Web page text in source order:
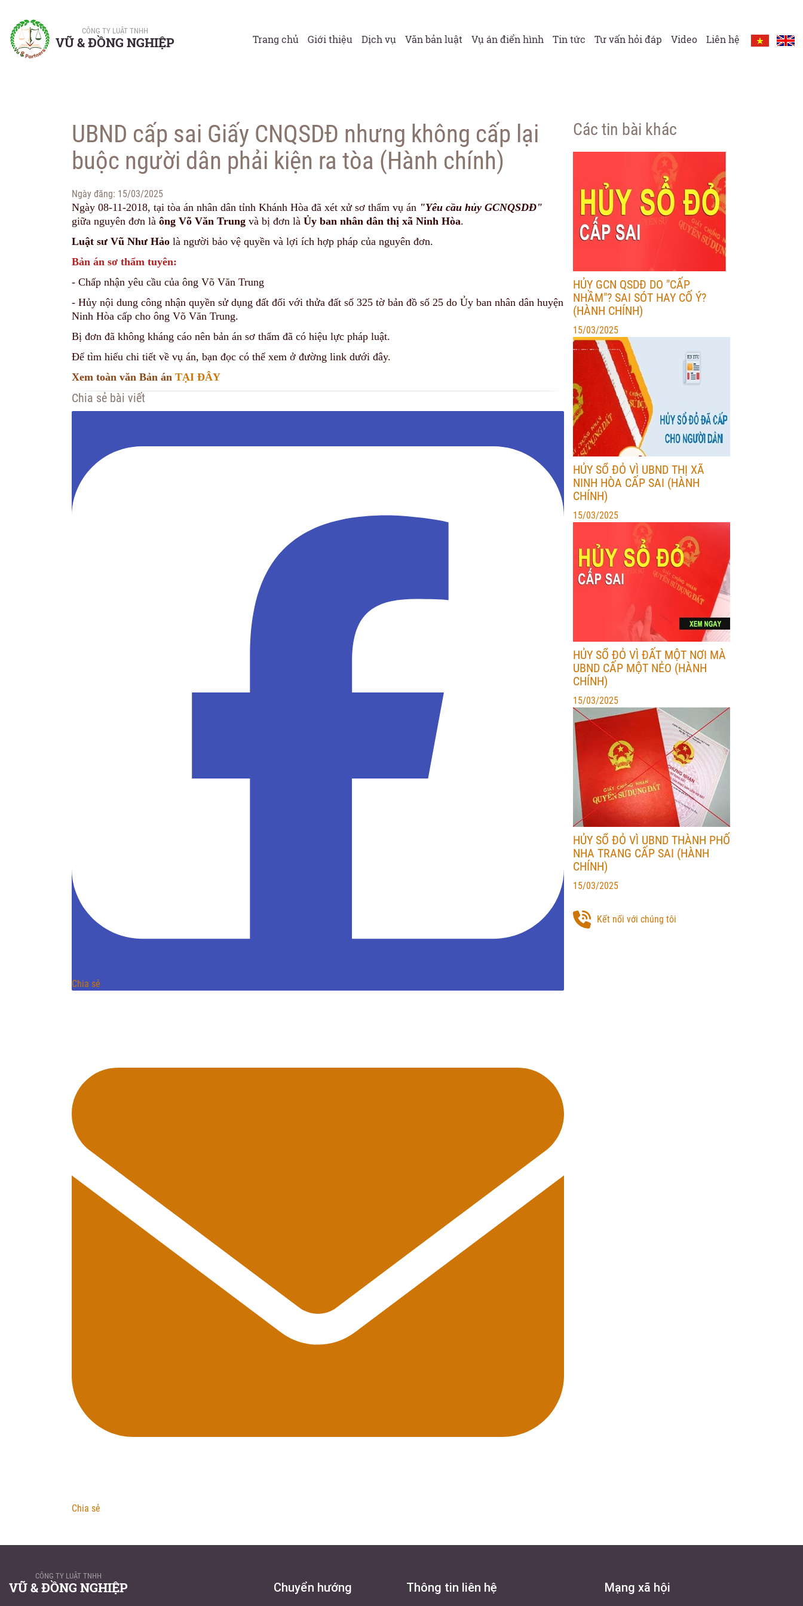
CÔNG TY LUẬT TNHH
VŨ & ĐỒNG NGHIỆP Trang chủ Giới thiệu Dịch vụ Văn bản luật Vụ án điển hình Tin tức Tư vấn hỏi đáp Video Liên hệ
UBND cấp sai Giấy CNQSDĐ nhưng không cấp lại
buộc người dân phải kiện ra tòa (Hành chính)
Ngày đăng: 15/03/2025
Ngày 08-11-2018, tại tòa án nhân dân tỉnh Khánh Hòa đã xét xử sơ thẩm vụ án "Yêu cầu hủy GCNQSDĐ"
giữa nguyên đơn là ông Võ Văn Trung và bị đơn là Ủy ban nhân dân thị xã Ninh Hòa.
Luật sư Vũ Như Hảo là người bảo vệ quyền và lợi ích hợp pháp của nguyên đơn.
Bản án sơ thẩm tuyên:
- Chấp nhận yêu cầu của ông Võ Văn Trung
- Hủy nội dung công nhận quyền sử dụng đất đối với thửa đất số 325 tờ bản đồ số 25 do Ủy ban nhân dân huyện
Ninh Hòa cấp cho ông Võ Văn Trung.
Bị đơn đã không kháng cáo nên bản án sơ thẩm đã có hiệu lực pháp luật.
Để tìm hiểu chi tiết về vụ án, bạn đọc có thể xem ở đường link dưới đây.
Xem toàn văn Bản án TẠI ĐÂY
Chia sẻ bài viết
Chia sẻ
Chia sẻ
Các tin bài khác
HỦY GCN QSDĐ DO "CẤP
NHẦM"? SAI SÓT HAY CỐ Ý?
(HÀNH CHÍNH)
15/03/2025
HỦY SỔ ĐỎ VÌ UBND THỊ XÃ
NINH HÒA CẤP SAI (HÀNH
CHÍNH)
15/03/2025
HỦY SỔ ĐỎ VÌ ĐẤT MỘT NƠI MÀ
UBND CẤP MỘT NẺO (HÀNH
CHÍNH)
15/03/2025
HỦY SỔ ĐỎ VÌ UBND THÀNH PHỐ
NHA TRANG CẤP SAI (HÀNH
CHÍNH)
15/03/2025
Kết nối với chúng tôi
CÔNG TY LUẬT TNHH
VŨ & ĐỒNG NGHIỆP Chuyển hướng Thông tin liên hệ Mạng xã hội